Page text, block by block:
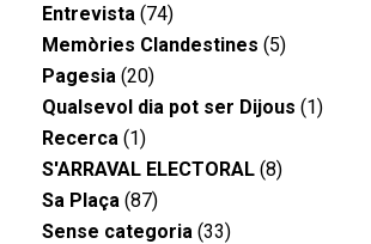
Entrevista (74)
Memòries Clandestines (5)
Pagesia (20)
Qualsevol dia pot ser Dijous (1)
Recerca (1)
S'ARRAVAL ELECTORAL (8)
Sa Plaça (87)
Sense categoria (33)